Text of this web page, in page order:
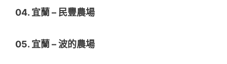
04. 宜蘭 – 民豐農場
05. 宜蘭 – 波的農場